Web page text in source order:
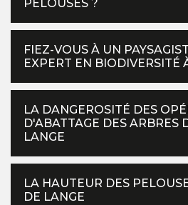
PELOUSES ?
FIEZ-VOUS À UN
EXPERT EN BIODIVERSITÉ
LA DANGEROSITÉ DES
D'ABATTAGE DES ARBRES
LANGE
LA HAUTEUR DES
DE LANGE